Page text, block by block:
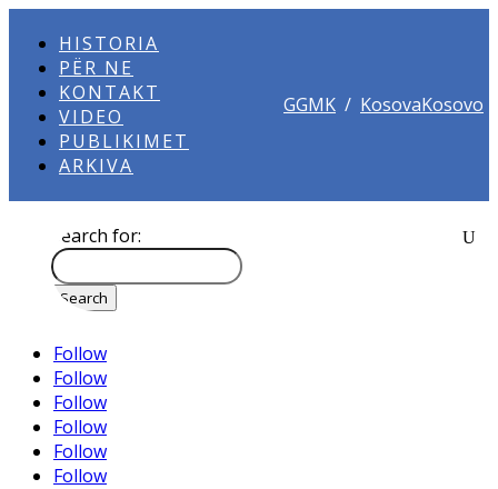
HISTORIA
PËR NE
KONTAKT
VIDEO
PUBLIKIMET
ARKIVA
GGMK / KosovaKosovo
Search for:
Follow
Follow
Follow
Follow
Follow
Follow